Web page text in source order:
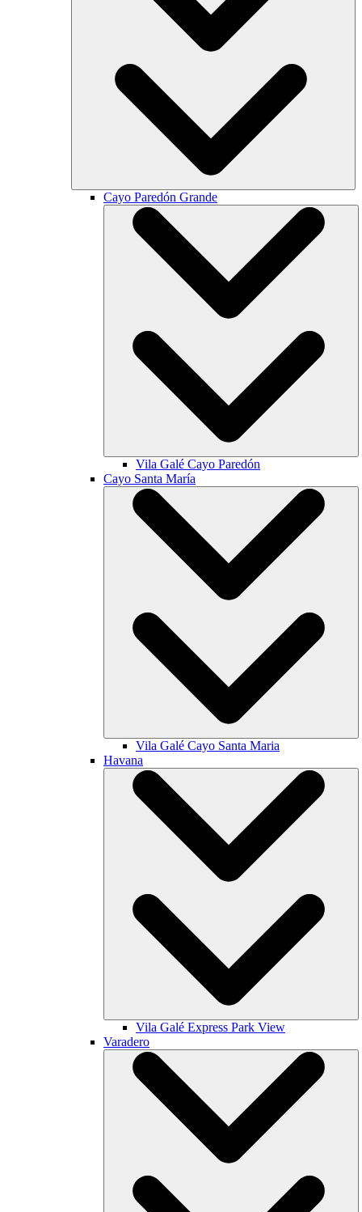
Cayo Paredón Grande
Vila Galé Cayo Paredón
Cayo Santa María
Vila Galé Cayo Santa Maria
Havana
Vila Galé Express Park View
Varadero